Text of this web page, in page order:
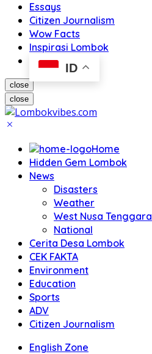
Essays
Citizen Journalism
Wow Facts
Inspirasi Lombok
ID
close
close
Home
Hidden Gem Lombok
News
Disasters
Weather
West Nusa Tenggara
National
Cerita Desa Lombok
CEK FAKTA
Environment
Education
Sports
ADV
Citizen Journalism
English Zone